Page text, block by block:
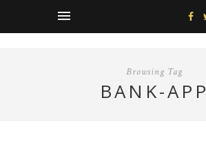
Browsing Tag
BANK-APP